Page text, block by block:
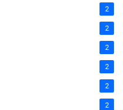
2
2
2
2
2
2